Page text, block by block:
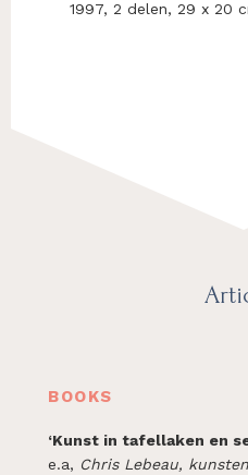
1997, 2 delen, 29 x 20
BOOKS
‘Kunst in tafellaken en
e.a, Chris Lebeau,